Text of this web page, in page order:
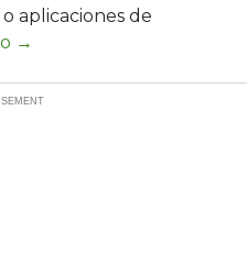
aplicaciones de